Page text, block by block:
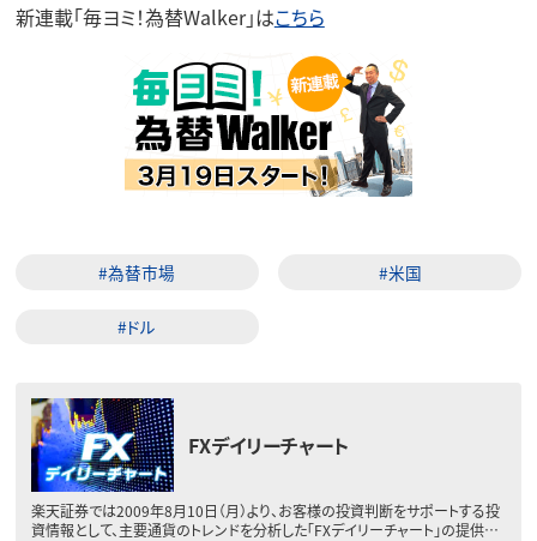
新連載「毎ヨミ！為替Walker」はこちら
#為替市場 #米国
#ドル
FXデイリーチャート
楽天証券では2009年8月10日（月）より、お客様の投資判断をサポートする投
資情報として、主要通貨のトレンドを分析した「FXデイリーチャート」の提供…